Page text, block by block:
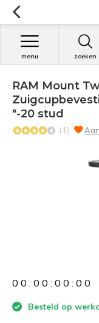
zoeken
menu
RAM Mount
"-20 stud
(1)
0 0 : 0 0 : 0 0 : 0 0
Besteld op